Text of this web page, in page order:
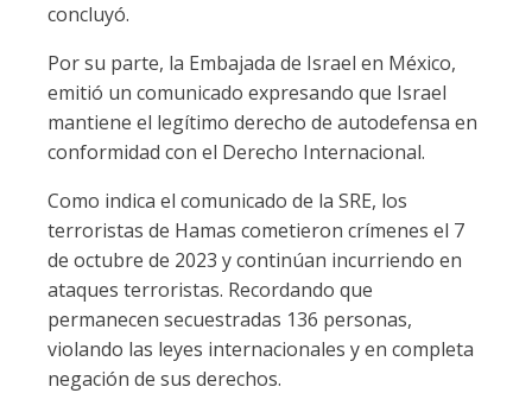
concluyó.
Por su parte, la Embajada de Israel en México,
emitió un comunicado expresando que Israel
mantiene el legítimo derecho de autodefensa en
conformidad con el Derecho Internacional.
Como indica el comunicado de la SRE, los
terroristas de Hamas cometieron crímenes el 7
de octubre de 2023 y continúan incurriendo en
ataques terroristas. Recordando que
permanecen secuestradas 136 personas,
violando las leyes internacionales y en completa
negación de sus derechos.